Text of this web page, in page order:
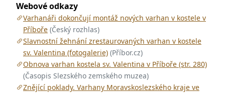
Webové odkazy
Varhanáři dokončují montáž nových varhan v kostele v
Příboře (Český rozhlas)
Slavnostní žehnání zrestaurovaných varhan v kostele
sv. Valentina (fotogalerie) (Příbor.cz)
Obnova varhan kostela sv. Valentina v Příboře (str. 280)
(Časopis Slezského zemského muzea)
Znějící poklady. Varhany Moravskoslezského kraje ve